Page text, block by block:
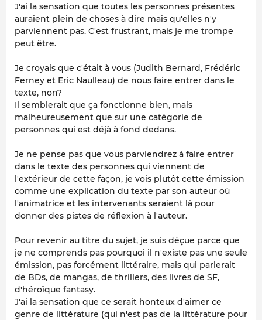
J'ai la sensation que toutes les personnes présentes
auraient plein de choses à dire mais qu'elles n'y
parviennent pas. C'est frustrant, mais je me trompe
peut être.
Je croyais que c'était à vous (Judith Bernard, Frédéric
Ferney et Eric Naulleau) de nous faire entrer dans le
texte, non?
Il semblerait que ça fonctionne bien, mais
malheureusement que sur une catégorie de
personnes qui est déjà à fond dedans.
Je ne pense pas que vous parviendrez à faire entrer
dans le texte des personnes qui viennent de
l'extérieur de cette façon, je vois plutôt cette émission
comme une explication du texte par son auteur où
l'animatrice et les intervenants seraient là pour
donner des pistes de réflexion à l'auteur.
Pour revenir au titre du sujet, je suis déçue parce que
je ne comprends pas pourquoi il n'existe pas une seule
émission, pas forcément littéraire, mais qui parlerait
de BDs, de mangas, de thrillers, des livres de SF,
d'héroïque fantasy.
J'ai la sensation que ce serait honteux d'aimer ce
genre de littérature (qui n'est pas de la littérature pour